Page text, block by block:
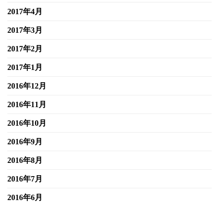
2017年4月
2017年3月
2017年2月
2017年1月
2016年12月
2016年11月
2016年10月
2016年9月
2016年8月
2016年7月
2016年6月